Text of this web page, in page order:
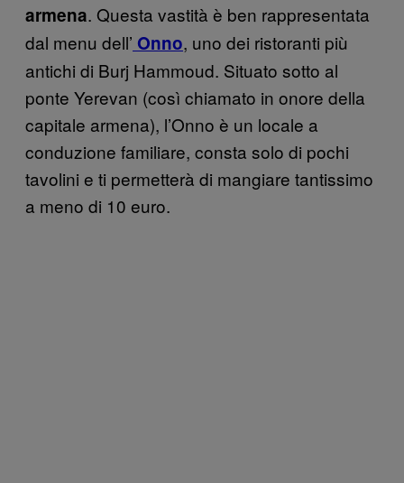
armena. Questa vastità è ben rappresentata
dal menu dell’ Onno, uno dei ristoranti più
antichi di Burj Hammoud. Situato sotto al
ponte Yerevan (così chiamato in onore della
capitale armena), l’Onno è un locale a
conduzione familiare, consta solo di pochi
tavolini e ti permetterà di mangiare tantissimo
a meno di 10 euro.